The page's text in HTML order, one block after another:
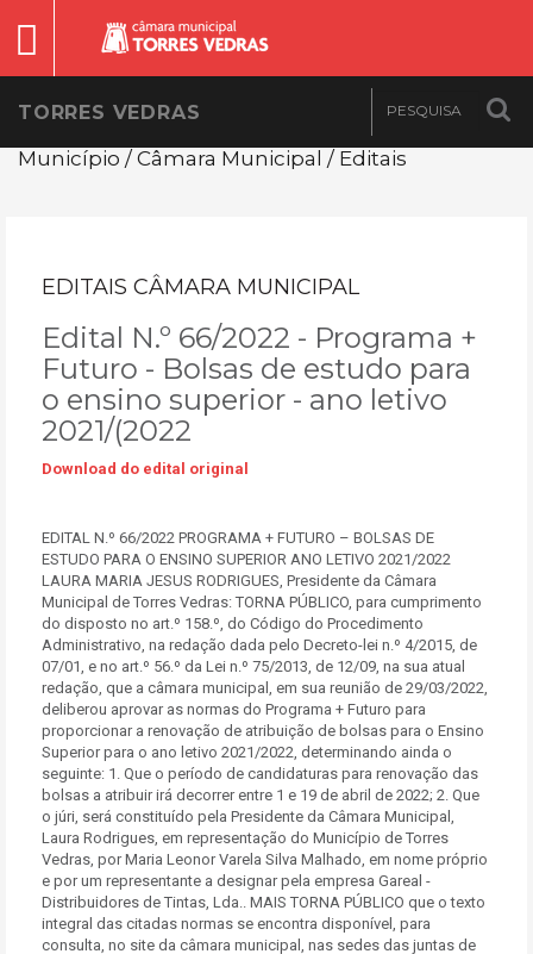
TORRES VEDRAS
Município / Câmara Municipal / Editais
EDITAIS CÂMARA MUNICIPAL
Edital N.º 66/2022 - Programa +
Futuro - Bolsas de estudo para
o ensino superior - ano letivo
2021/(2022
Download do edital original
EDITAL N.º 66/2022 PROGRAMA + FUTURO – BOLSAS DE ESTUDO PARA O ENSINO SUPERIOR ANO LETIVO 2021/2022 LAURA MARIA JESUS RODRIGUES, Presidente da Câmara Municipal de Torres Vedras: TORNA PÚBLICO, para cumprimento do disposto no art.º 158.º, do Código do Procedimento Administrativo, na redação dada pelo Decreto-lei n.º 4/2015, de 07/01, e no art.º 56.º da Lei n.º 75/2013, de 12/09, na sua atual redação, que a câmara municipal, em sua reunião de 29/03/2022, deliberou aprovar as normas do Programa + Futuro para proporcionar a renovação de atribuição de bolsas para o Ensino Superior para o ano letivo 2021/2022, determinando ainda o seguinte: 1. Que o período de candidaturas para renovação das bolsas a atribuir irá decorrer entre 1 e 19 de abril de 2022; 2. Que o júri, será constituído pela Presidente da Câmara Municipal, Laura Rodrigues, em representação do Município de Torres Vedras, por Maria Leonor Varela Silva Malhado, em nome próprio e por um representante a designar pela empresa Gareal - Distribuidores de Tintas, Lda.. MAIS TORNA PÚBLICO que o texto integral das citadas normas se encontra disponível, para consulta, no site da câmara municipal, nas sedes das juntas de freguesia e no edifício multisserviços da câmara municipal. POR ÚLTIMO TORNA PÚBLICO que a ata da citada reunião foi aprovada em minuta, nos termos do n.º 3, do art.º 57.º, da Lei n.º 75/2013, de 12/09, na sua atual redação, a fim de surtir efeitos imediatos. PARA CONSTAR e devidos efeitos, se publica o presente edital e outros de igual teor, que vão ser afixados nos lugares públicos do costume. E eu, Catarina Lopes Avelino, Chefe de Divisão Administrativa, o subscrevi. Torres Vedras, 4 de abril de 2022 A Presidente da Câmara Municipal, Laura Maria Jesus Rodrigues PROGRAMA + FUTURO – BOLSAS DE ESTUDO PARA O ENSINO SUPERIOR Torres Vedras NORMAS DE PARTICIPAÇAO E ATRIBUIÇAO - RENOVAÇÃO A educação e a formação dos jovens é uma responsabilidade de toda a Sociedade Civil. Ciente deste princípio, o Município de Torres Vedras, decidiu manter a iniciativa de apoio e incentivo ao acesso e frequência do ensino superior a estudantes carenciados do nosso concelho. Esse apoio será materializado através de auxílio económico, com vista à frequência quer de cursos técnicos superiores profissionais, quer de ciclos de estudos que atribuam o grau de licenciatura, contribuindo desta forma para a melhoria da qualificação técnica de jovens do nosso concelho e para a consequente promoção económica, social e cultural do mesmo. O meio adotado para a concretização destes incentivos será a concessão de Bolsas de Estudo, cujo processo se regerá pelas presentes normas de participação e atribuição - renovação: Artigo 1º Objeto As presentes normas estabelecem o regime de renovação de Bolsas de Estudo a estudantes carenciados, residentes há pelo menos 5 anos no concelho de Torres Vedras. Artigo 2.º Conceito A Bolsa de Estudo é uma prestação pecuniária, destinada à comparticipação dos encargos inerentes à frequência de um curso no ensino superior. Artigo 3.º Âmbito de Aplicação Podem candidatar-se à renovação de uma Bolsa de Estudo os estudantes que cumpram cumulativamente as seguintes condições: a) Tenham sido abrangidos pelo programa no ano letivo 20/21 b) Integrem um agregado familiar cujo rendimento mensal “per capita” (RPC) não seja superior a 75% do IAS. Artigo 4.º Candidatura 1. A candidatura à renovação da Bolsa de Estudo é formalizada pelo estudante, quando for maior, ou pelo respetivo encarregado de educação quando o estudante for menor, em Boletim facultado pela Câmara Municipal de Torres Vedras. 2. Anualmente, a Câmara Municipal de Torres Vedras emitirá deliberação com os prazos fixados para a renovação das Bolsas de Estudo, que será publicitado através da afixação de Editais na Câmara Municipal. 3. A renovação da Bolsa de Estudo é requerida anualmente. 4. O Boletim de Candidatura, devidamente preenchido e assinado, deverá ser entregue na Câmara Municipal de Torres Vedras acompanhado dos seguintes documentos: a) Exibição do Bilhete de Identidade / Cartão de Cidadão/ Cartão de Contribuinte, do estudante e do encarregado de Educação (quando o estudante for menor) no momento da entrega da candidatura. b) Atestado de residência emitido pela Junta de Freguesia indicando o número de anos de residência no concelho. c) Certificado de aproveitamento escolar do último ano de frequência de ensino superior. d) Fotocópia da última declaração de rendimentos do próprio ou do agregado familiar para efeitos de liquidação do imposto sobre o rendimento de pessoas singulares do próprio ou do agregado familiar. e) Fotocópia da Nota de Liquidação das Finanças, tendo como referência a declaração solicitada na alínea anterior de todos os membros do agregado familiar. f) Documento comprovativo das despesas para dedução à colecta em sede de IRS. g) Comprovativo da inscrição no estabelecimento de ensino superior. h) Comprovativo de sucesso escolar em todas as disciplinas do ano escolar transato, com média mínima de 12 valores. i) Outros documentos relevantes que, eventualmente, venham a ser solicitados. j) A renovação da bolsa está sujeita a candidatura anual. k) No prazo de 8 (oito) dias a contar da comunicação da Câmara Municipal, os concorrentes poderão suprir a falta de qualquer documento, não o fazendo, fica automaticamente rejeitada a candidatura apresentada nesse ano. Artigo 5.º Rendimento mensal do agregado familiar 1- Considera-se agregado familiar do candidato o conjunto formado pelo cônjuge ou pessoa que com ele viva em união de facto, filhos, pais ou representantes legais e irmãos que com ele vivam em economia comum. 2- O cálculo do rendimento “per capita” é efetuado pela aplicação da seguinte fórmula: RPC = [(R+B) – (E+H+S)] : (12N) Em que RPC – rendimento mensal “per capita”; R – rendimento anual ilíquido do agregado familiar; B – valor anual da bolsa de estudo auferida pelo candidato na instituição de ensino superior no ano a que diz respeito o IRS; E – encargos anuais com educação, conforme valor declarado em IRS, com limite máximo de 2.500,00€; H - encargos anuais com a habitação, com limite máximo de 1.000,00€; S – encargos com saúde, conforme valor declarado em IRS; N- números de elementos do agregado familiar. Artigo 6.º Processo de avaliação para a concessão da renovação das Bolsas de Estudo A candidatura e documentos que a acompanham são rececionados e analisados pela Divisão de Educação da Câmara Municipal a fim de apurar o rendimento do agregado familiar do candidato e avaliar se a documentação inerente à candidatura se encontra conforme o artigo 4.º e se são preenchidos todos os requisitos da candidatura. Artigo 7.º Júri de avaliação 1. O Júri de avaliação e concessão da renovação das Bolsas de Estudo será formado por 3 elementos, nomeados anualmente pela Câmara Municipal. 2. A composição desse Júri será revista anualmente, devendo ser alterada a sua composição. 3. Após o descrito no artigo 6.º, com base na informação obtida pela Divisão de Educação, o Júri avalia as características e requisitos dos candidatos, nomeadamente através da realização de uma entrevista a cada um dos apurados. Artigo 8.º Critérios que presidem à atribuição da renovação da Bolsa 1. Os candidatos têm que se encontrar nas condições previstas da alínea b) do artigo 3.º e neste critério é privilegiado o rendimento mais baixo. 2. Em caso de empate, o critério é o de maior número de anos de residência no concelho de Torres Vedras e se for também igual o número de anos, o critério será fixado pelo júri. Artigo 9.º Número, valor e forma de pagamento 1. O número das Bolsas a renovar anualmente, é formalizado por deliberação da Câmara Municipal de Torres Vedras, findo o processo de avaliação e seleção dos candidatos e será publicitada a lista com a identificação dos Bolseiros nos locais habituais, nomeadamente Câmara Municipal. 2. O valor das Bolsas a atribuir obedece a 3 escalões: i) Escalão A - € 250/ mês se o rendimento mensal per capita (RPC) for inferior ou igual a 25% do IAS ii) Escalão B- € 200/ mês, se o rendimento per capita ( RPC) for entre mais do que 25 % e menor ou igual 50% do IAS iii) Escalão C- € 100/ mês, se o rendimento per capita (RPC) for entre mais do que 50% e75% dos IAS mm 3. O pagamento da Bolsa será feito em 10 prestações mensais sucessivas, com inicio em Novembro de cada ano, excecionando os casos de pagamentos necessários aos estabelecimentos de ensino, devidos pela frequência dos candidatos, os quais deverão ser realizados em função dos prazos fixados por esse estabelecimento de ensino. Artigo 10.º Pagamento O pagamento da Bolsa de Estudo é efetuado diretamente ao bolseiro, através de transferência bancária, para conta com IBAN indicado aquando da aprovação da candidatura. Artigo 11.º Condições de indeferimento das candidaturas 1. São indeferidas todas as candidaturas que: a) Não preencham algum dos requisitos previstos nos artigos 4.º e 5.º deste diploma. b) Deem entrada fora do prazo estabelecido. c) Estejam instruídas de forma incompleta. d) Não entreguem os documentos e/ou elementos solicitados no prazo fixado, sempre que sejam necessários para a apreciação da candidatura, nomeadamente a comprovação documental das declarações prestadas e/ou outros elementos complementares. Artigo 12.º Reclamações 1. Os candidatos poderão reclamar da lista de concessão de renovação de Bolsas de Estudos no prazo de 8 (oito) dias a contar do dia da respetiva afixação, impreterivelmente até às 15.00 horas do último dia. 2. A reclamação referida no número anterior deverá ser dirigida, por escrito e devidamente fundamentada, à Divisão de Educação da Câmara Municipal que, após análise, a submeterá ao júri para apreciação e deliberação. 3. Da deliberação tomada pelo júri não caberá recurso. Artigo 13.º Direitos dos bolseiros Constituem direitos dos bolseiros receber as prestações da bolsa atribuídas nos termos do presente Regulamento ou de suas alteraçõ